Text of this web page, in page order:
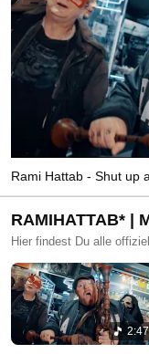
Rami Hattab - Shut up
RAMIHATTAB* |
Hier findest Du alle
2:47